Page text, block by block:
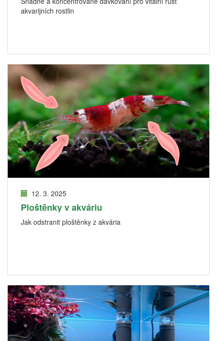
akvarijních rostlin
12. 3. 2025
Ploštěnky v akváriu
Jak odstranit ploštěnky z akvária